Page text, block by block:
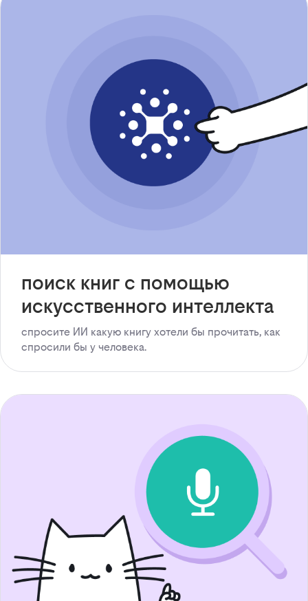
поиск книг с помощью
искусственного интеллекта
спросите ИИ какую книгу хотели бы прочитать, как
спросили бы у человека.